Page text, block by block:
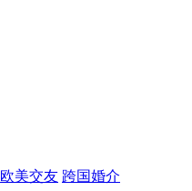
欧美交友 跨国婚介